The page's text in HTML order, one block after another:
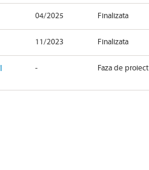
04/2025 Finalizata
11/2023 Finalizata
- Faza de proiect